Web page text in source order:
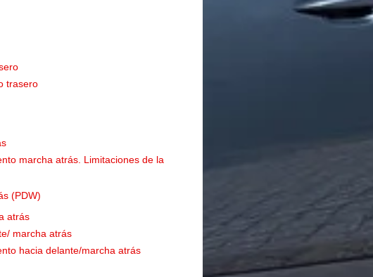
trasero
marcha atrás. Limitaciones de la
(PDW)
atrás
marcha atrás
hacia delante/marcha atrás